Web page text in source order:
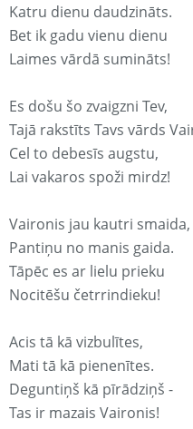
Katru dienu daudzināts.
Bet ik gadu vienu dienu
Laimes vārdā sumināts!
Es došu šo zvaigzni Tev,
Tajā rakstīts Tavs vārds
Cel to debesīs augstu,
Lai vakaros spoži mirdz!
Vaironis jau kautri smaida,
Pantiņu no manis gaida.
Tāpēc es ar lielu prieku
Nocitēšu četrrindieku!
Acis tā kā vizbulītes,
Mati tā kā pienenītes.
Deguntiņš kā pīrādziņš -
Tas ir mazais Vaironis!